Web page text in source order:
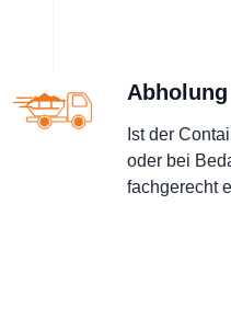
Ist der
oder bei
fachgerecht